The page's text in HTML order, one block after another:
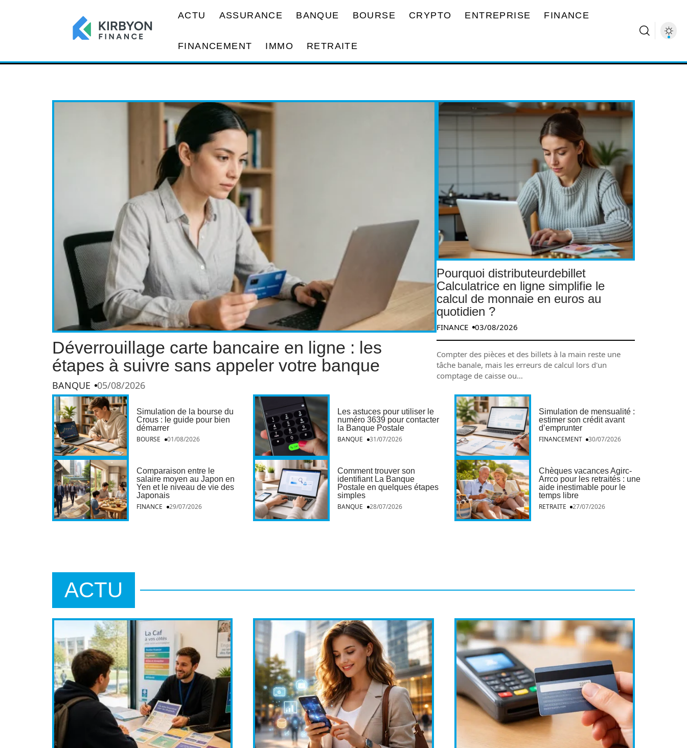
ACTU ASSURANCE BANQUE BOURSE CRYPTO ENTREPRISE FINANCE
FINANCEMENT IMMO RETRAITE
Déverrouillage carte bancaire en ligne : les
étapes à suivre sans appeler votre banque
BANQUE 05/08/2026
Pourquoi distributeurdebillet
Calculatrice en ligne simplifie le
calcul de monnaie en euros au
quotidien ?
FINANCE 03/08/2026
Compter des pièces et des billets à la main reste une
tâche banale, mais les erreurs de calcul lors d'un
comptage de caisse ou…
Simulation de la bourse du
Crous : le guide pour bien
démarrer
BOURSE
01/08/2026
Les astuces pour utiliser le
numéro 3639 pour contacter
la Banque Postale
BANQUE
31/07/2026
Simulation de mensualité :
estimer son crédit avant
d’emprunter
FINANCEMENT
30/07/2026
Comparaison entre le
salaire moyen au Japon en
Yen et le niveau de vie des
Japonais
FINANCE
29/07/2026
Comment trouver son
identifiant La Banque
Postale en quelques étapes
simples
BANQUE
28/07/2026
Chèques vacances Agirc-
Arrco pour les retraités : une
aide inestimable pour le
temps libre
RETRAITE
27/07/2026
ACTU